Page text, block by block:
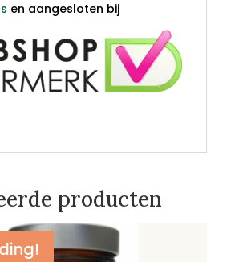
en aangesloten bij
producten